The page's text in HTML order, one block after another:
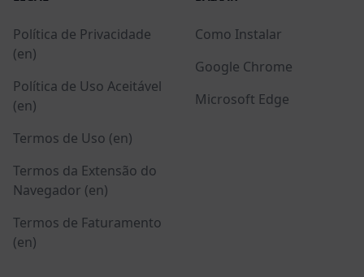
Política de Privacidade
(en)
Política de Uso Aceitável
(en)
Termos de Uso (en)
Termos da Extensão do
Navegador (en)
Termos de Faturamento
(en)
Como Instalar
Google Chrome
Microsoft Edge